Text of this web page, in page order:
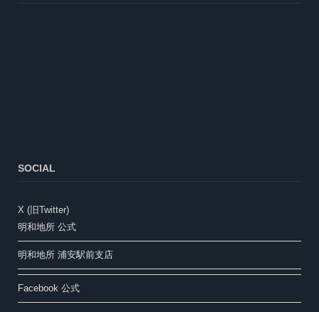
SOCIAL
X (旧Twitter)
明和地所 公式
明和地所 浦安駅前支店
Facebook 公式